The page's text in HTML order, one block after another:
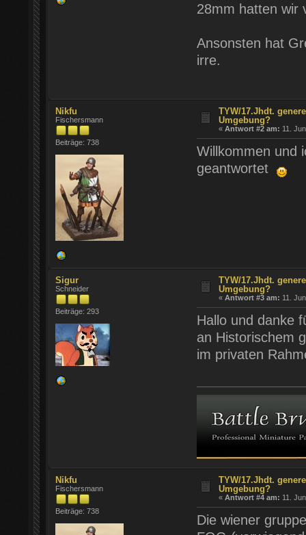
28mm hatten wir
Ansonsten hat
irre.
Nikfu
Fischersmann
Beiträge: 738
TYW/17.Jhdt.
Umgebung?
«Antwort #2 am: 11.
Willkommen und
geantwortet
Sigur
Schneider
Beiträge: 293
TYW/17.Jhdt.
Umgebung?
«Antwort #3 am: 11.
Hallo und danke
an Historischem
im privaten
Nikfu
Fischersmann
Beiträge: 738
TYW/17.Jhdt.
Umgebung?
«Antwort #4 am: 11.
Die wiener